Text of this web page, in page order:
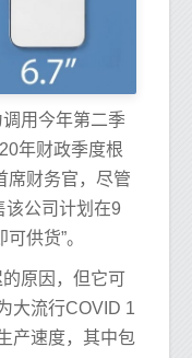
用今年第二季
年财政季度根
席财务官，尽管
公司计划在9
供货”。
原因，但它可
大流行COVID 1
产速度，其中包